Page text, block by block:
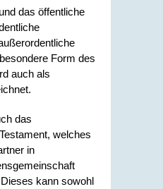
das öffentliche
Form des
auch als
das
welches
in
kann sowohl